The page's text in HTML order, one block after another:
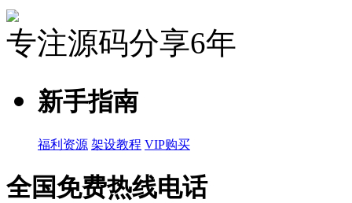
专注源码分享6年
新手指南
福利资源 架设教程 VIP购买
全国免费热线电话